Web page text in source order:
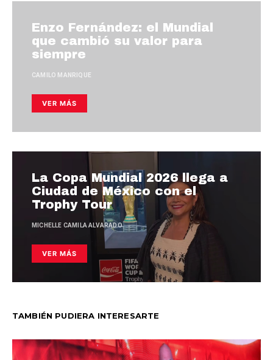
Enzo Fernández: el Mundial
que cambió su valor para
siempre
CAMILO MANRIQUE
VER MÁS
La Copa Mundial 2026 llega a
Ciudad de México con el
Trophy Tour
MICHELLE CAMILA ALVARADO
VER MÁS
TAMBIÉN PUDIERA INTERESARTE